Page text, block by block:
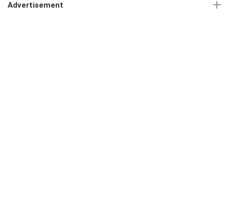
Advertisement